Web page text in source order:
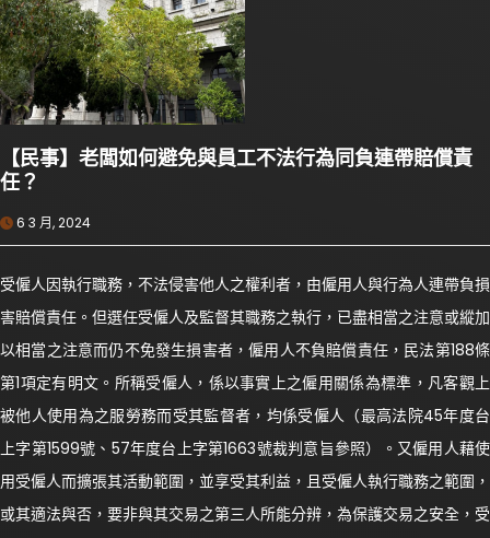
【民事】老闆如何避免與員工不法行為同負連帶賠償責
任？
6 3 月, 2024
受僱人因執行職務，不法侵害他人之權利者，由僱用人與行為人連帶負損
害賠償責任。但選任受僱人及監督其職務之執行，已盡相當之注意或縱加
以相當之注意而仍不免發生損害者，僱用人不負賠償責任，民法第188條
第1項定有明文。所稱受僱人，係以事實上之僱用關係為標準，凡客觀上
被他人使用為之服勞務而受其監督者，均係受僱人（最高法院45年度台
上字第1599號、57年度台上字第1663號裁判意旨參照）。又僱用人藉使
用受僱人而擴張其活動範圍，並享受其利益，且受僱人執行職務之範圍，
或其適法與否，要非與其交易之第三人所能分辨，為保護交易之安全，受